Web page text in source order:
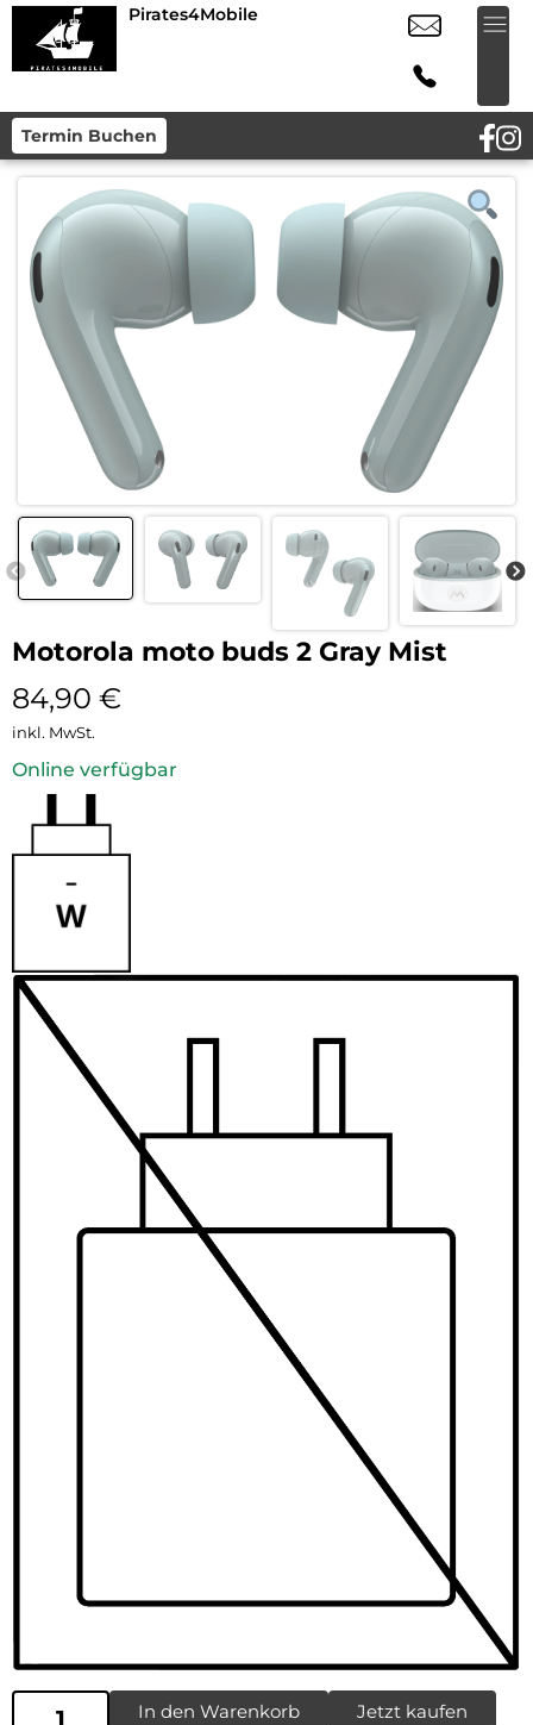
Pirates4Mobile
Termin Buchen
Motorola moto buds 2 Gray Mist
84,90 €
inkl. MwSt.
Online verfügbar
In den Warenkorb Jetzt kaufen